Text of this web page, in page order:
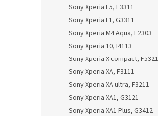
Sony Xperia E5, F3311
Sony Xperia L1, G3311
Sony Xperia M4 Aqua, E2303
Sony Xperia 10, I4113
Sony Xperia X compact, F5321
Sony Xperia XA, F3111
Sony Xperia XA ultra, F3211
Sony Xperia XA1, G3121
Sony Xperia XA1 Plus, G3412